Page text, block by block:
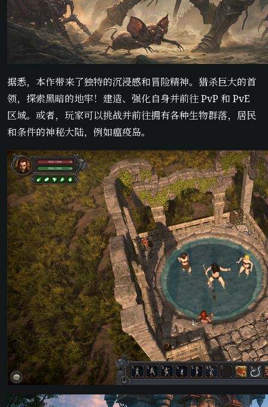
据悉，本作带来了独特的沉浸感和冒险精神。猎杀巨大的首
领，探索黑暗的地牢！建造、强化自身并前往 PvP 和 PvE
区域。或者，玩家可以挑战并前往拥有各种生物群落，居民
和条件的神秘大陆，例如瘟疫岛。